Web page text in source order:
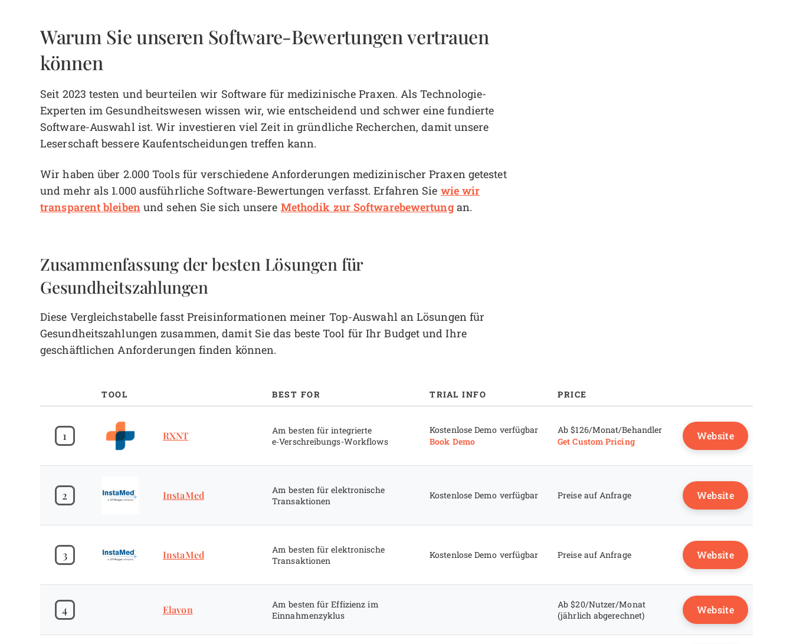
Warum Sie unseren Software-Bewertungen vertrauen
können
Seit 2023 testen und beurteilen wir Software für medizinische Praxen. Als Technologie-
Experten im Gesundheitswesen wissen wir, wie entscheidend und schwer eine fundierte
Software-Auswahl ist. Wir investieren viel Zeit in gründliche Recherchen, damit unsere
Leserschaft bessere Kaufentscheidungen treffen kann.
Wir haben über 2.000 Tools für verschiedene Anforderungen medizinischer Praxen getestet
und mehr als 1.000 ausführliche Software-Bewertungen verfasst. Erfahren Sie wie wir
transparent bleibenund sehen Sie sich unsere Methodik zur Softwarebewertungan.
Zusammenfassung der besten Lösungen für
Gesundheitszahlungen
Diese Vergleichstabelle fasst Preisinformationen meiner Top-Auswahl an Lösungen für
Gesundheitszahlungen zusammen, damit Sie das beste Tool für Ihr Budget und Ihre
geschäftlichen Anforderungen finden können.
TOOL BEST FOR TRIAL INFO PRICE
1 RXNT
Am besten für integrierte
e‑Verschreibungs-Workflows
Kostenlose Demo verfügbar
Book Demo
Ab $126/Monat/Behandler
Get Custom Pricing Website
2 InstaMed
Am besten für elektronische
Transaktionen
Kostenlose Demo verfügbar Preise auf Anfrage Website
3 InstaMed
Am besten für elektronische
Transaktionen
Kostenlose Demo verfügbar Preise auf Anfrage Website
4 Elavon
Am besten für Effizienz im
Einnahmenzyklus
Ab $20/Nutzer/Monat
(jährlich abgerechnet)
Website